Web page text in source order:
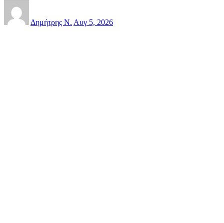
Δημήτρης Ν. Αυγ 5, 2026